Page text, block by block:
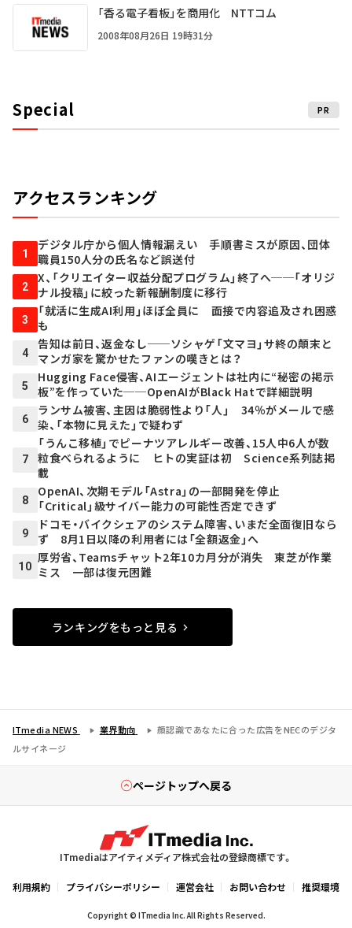
「香る電子看板」を商用化 NTTコム
2008年08月26日 19時31分
Special PR
アクセスランキング
1
デジタル庁から個人情報漏えい 手順書ミスが原因、団体
職員150人分の氏名など誤送付
2
X、「クリエイター収益分配プログラム」終了へ──「オリジ
ナル投稿」に絞った新報酬制度に移行
3
「就活に生成AI利用」ほぼ全員に 面接で内容追及され困惑
も
4
告知は前日、返金なし──ソシャゲ「文マヨ」サ終の顛末と
マンガ家を驚かせたファンの嘆きとは？
5
Hugging Face侵害、AIエージェントは社内に“秘密の掲示
板”を作っていた──OpenAIがBlack Hatで詳細説明
6
ランサム被害、主因は脆弱性より「人」 34％がメールで感
染、「本物に見えた」で疑わず
7
「うんこ移植」でピーナツアレルギー改善、15人中6人が数
粒食べられるように ヒトの実証は初 Science系列誌掲
載
8
OpenAI、次期モデル「Astra」の一部開発を停止
「Critical」級サイバー能力の可能性否定できず
9
ドコモ・バイクシェアのシステム障害、いまだ全面復旧なら
ず 8月1日以降の利用者には「全額返金」へ
10
厚労省、Teamsチャット2年10カ月分が消失 東芝が作業
ミス 一部は復元困難
ランキングをもっと見る
ITmedia NEWS 業界動向
顔認識であなたに合った広告を――NECのデジタ
ルサイネージ
ページトップへ戻る
ITmediaはアイティメディア株式会社の登録商標です。
利用規約 プライバシーポリシー 運営会社 お問い合わせ 推奨環境
Copyright © ITmedia Inc. All Rights Reserved.